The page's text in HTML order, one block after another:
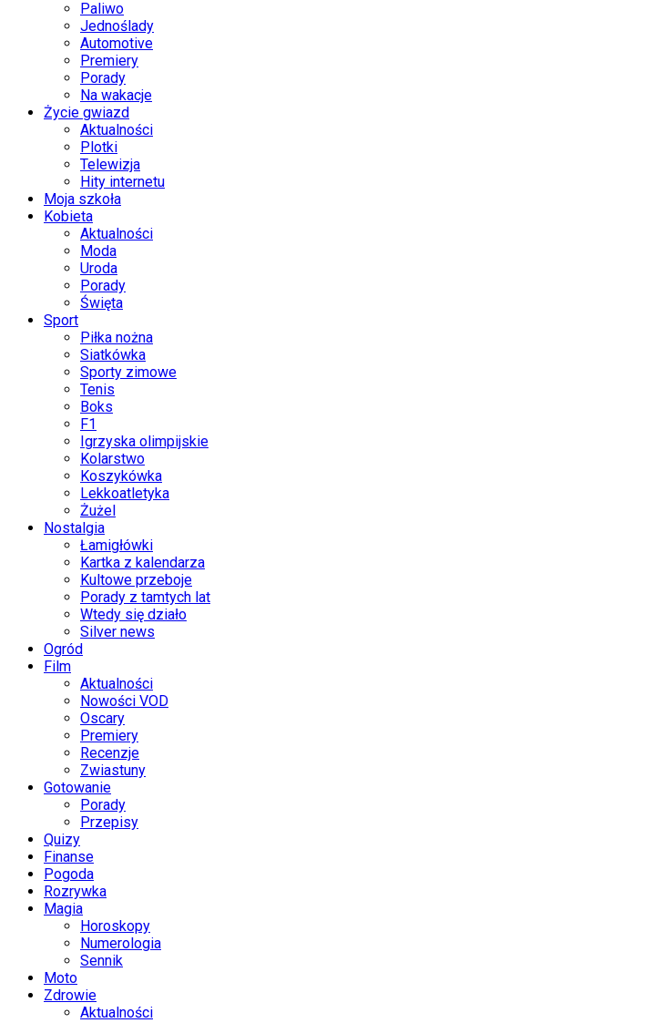
Paliwo
Jednoślady
Automotive
Premiery
Porady
Na wakacje
Życie gwiazd
Aktualności
Plotki
Telewizja
Hity internetu
Moja szkoła
Kobieta
Aktualności
Moda
Uroda
Porady
Święta
Sport
Piłka nożna
Siatkówka
Sporty zimowe
Tenis
Boks
F1
Igrzyska olimpijskie
Kolarstwo
Koszykówka
Lekkoatletyka
Żużel
Nostalgia
Łamigłówki
Kartka z kalendarza
Kultowe przeboje
Porady z tamtych lat
Wtedy się działo
Silver news
Ogród
Film
Aktualności
Nowości VOD
Oscary
Premiery
Recenzje
Zwiastuny
Gotowanie
Porady
Przepisy
Quizy
Finanse
Pogoda
Rozrywka
Magia
Horoskopy
Numerologia
Sennik
Moto
Zdrowie
Aktualności